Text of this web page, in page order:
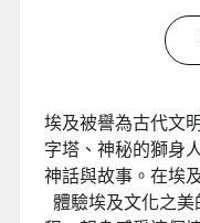
埃及被譽為古代文
字塔、神秘的獅身
神話與故事。在埃
體驗埃及文化之